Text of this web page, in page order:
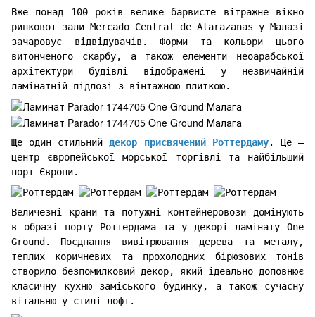
Вже понад 100 років велике барвисте вітражне вікно
ринкової зали Mercado Central de Atarazanas у Малазі
зачаровує відвідувачів. Форми та кольори цього
витонченого скарбу, а також елементи неоарабської
архітектури будівлі відображені у незвичайній
ламінатній підлозі з вінтажною плиткою.
Ще один стильний декор присвячений Роттердаму. Це –
центр європейської морської торгівлі та найбільший
порт Європи.
Величезні крани та потужні контейнеровози домінують
в образі порту Роттердама та у декорі ламінату One
Ground. Поєднання вивітрювання дерева та металу,
теплих коричневих та прохолодних бірюзових тонів
створило безпомилковий декор, який ідеально доповнює
класичну кухню заміського будинку, а також сучасну
вітальню у стилі лофт.